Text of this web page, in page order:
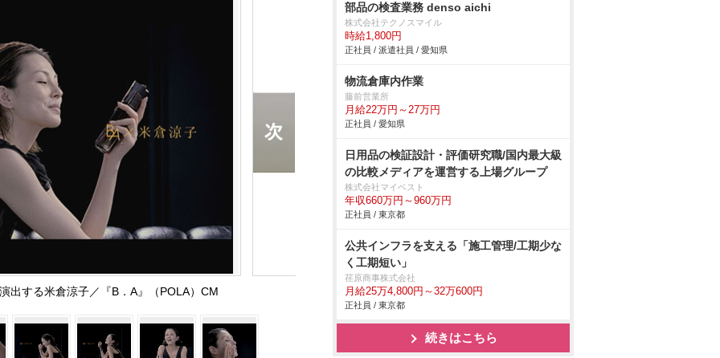
出する米倉涼子／『B．A』（POLA）CM
部品の検査業務 denso aichi
株式会社テクノスマイル
時給1,800円
正社員 / 派遣社員 / 愛知県
物流倉庫内作業
藤前営業所
月給22万円～27万円
正社員 / 愛知県
日用品の検証設計・評価研究職/国内最大級
の比較メディアを運営する上場グループ
株式会社マイベスト
年収660万円～960万円
正社員 / 東京都
公共インフラを支える「施工管理/工期少な
く工期短い」
荏原商事株式会社
月給25万4,800円～32万600円
正社員 / 東京都
続きはこちら